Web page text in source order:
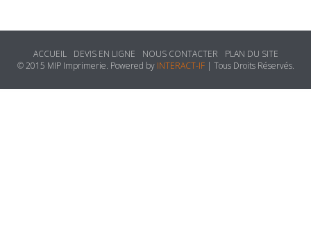
ACCUEIL DEVIS EN LIGNE NOUS CONTACTER
PLAN DU SITE
© 2015 MIP Imprimerie. Powered by INTERACT-IF| Tous Droits Réservés.